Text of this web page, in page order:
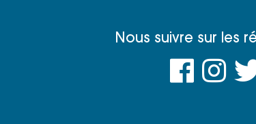
Nous suivre sur les